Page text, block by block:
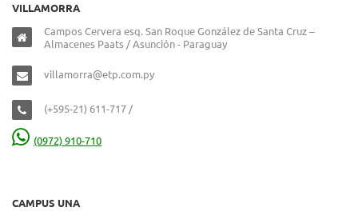
VILLAMORRA
Campos Cervera esq. San Roque González de Santa Cruz –
Almacenes Paats / Asunción - Paraguay
villamorra@etp.com.py
(+595-21) 611-717 /
(0972) 910-710
CAMPUS UNA